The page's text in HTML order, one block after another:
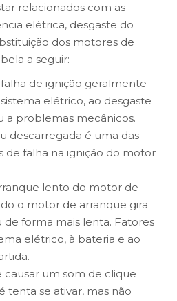
relacionados com as
elétrica, desgaste do
dos motores de
a seguir:
falha de ignição geralmente
elétrico, ao desgaste
a problemas mecânicos.
descarregada é uma das
de falha na ignição do motor
lento do motor de
o motor de arranque gira
forma mais lenta. Fatores
elétrico, à bateria e ao
causar um som de clique
tenta se ativar, mas não